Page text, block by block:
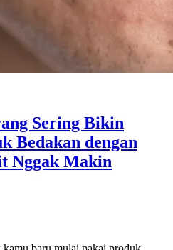
Sering Bikin
Bedakan dengan
Nggak Makin